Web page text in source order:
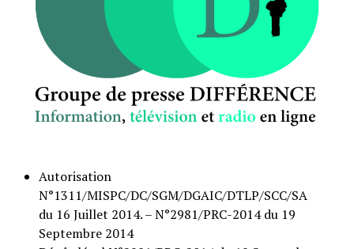
Autorisation
N°1311/MISPC/DC/SGM/DGAIC/DTLP/SCC/SA
du 16 Juillet 2014. – N°2981/PRC-2014 du 19
Septembre 2014